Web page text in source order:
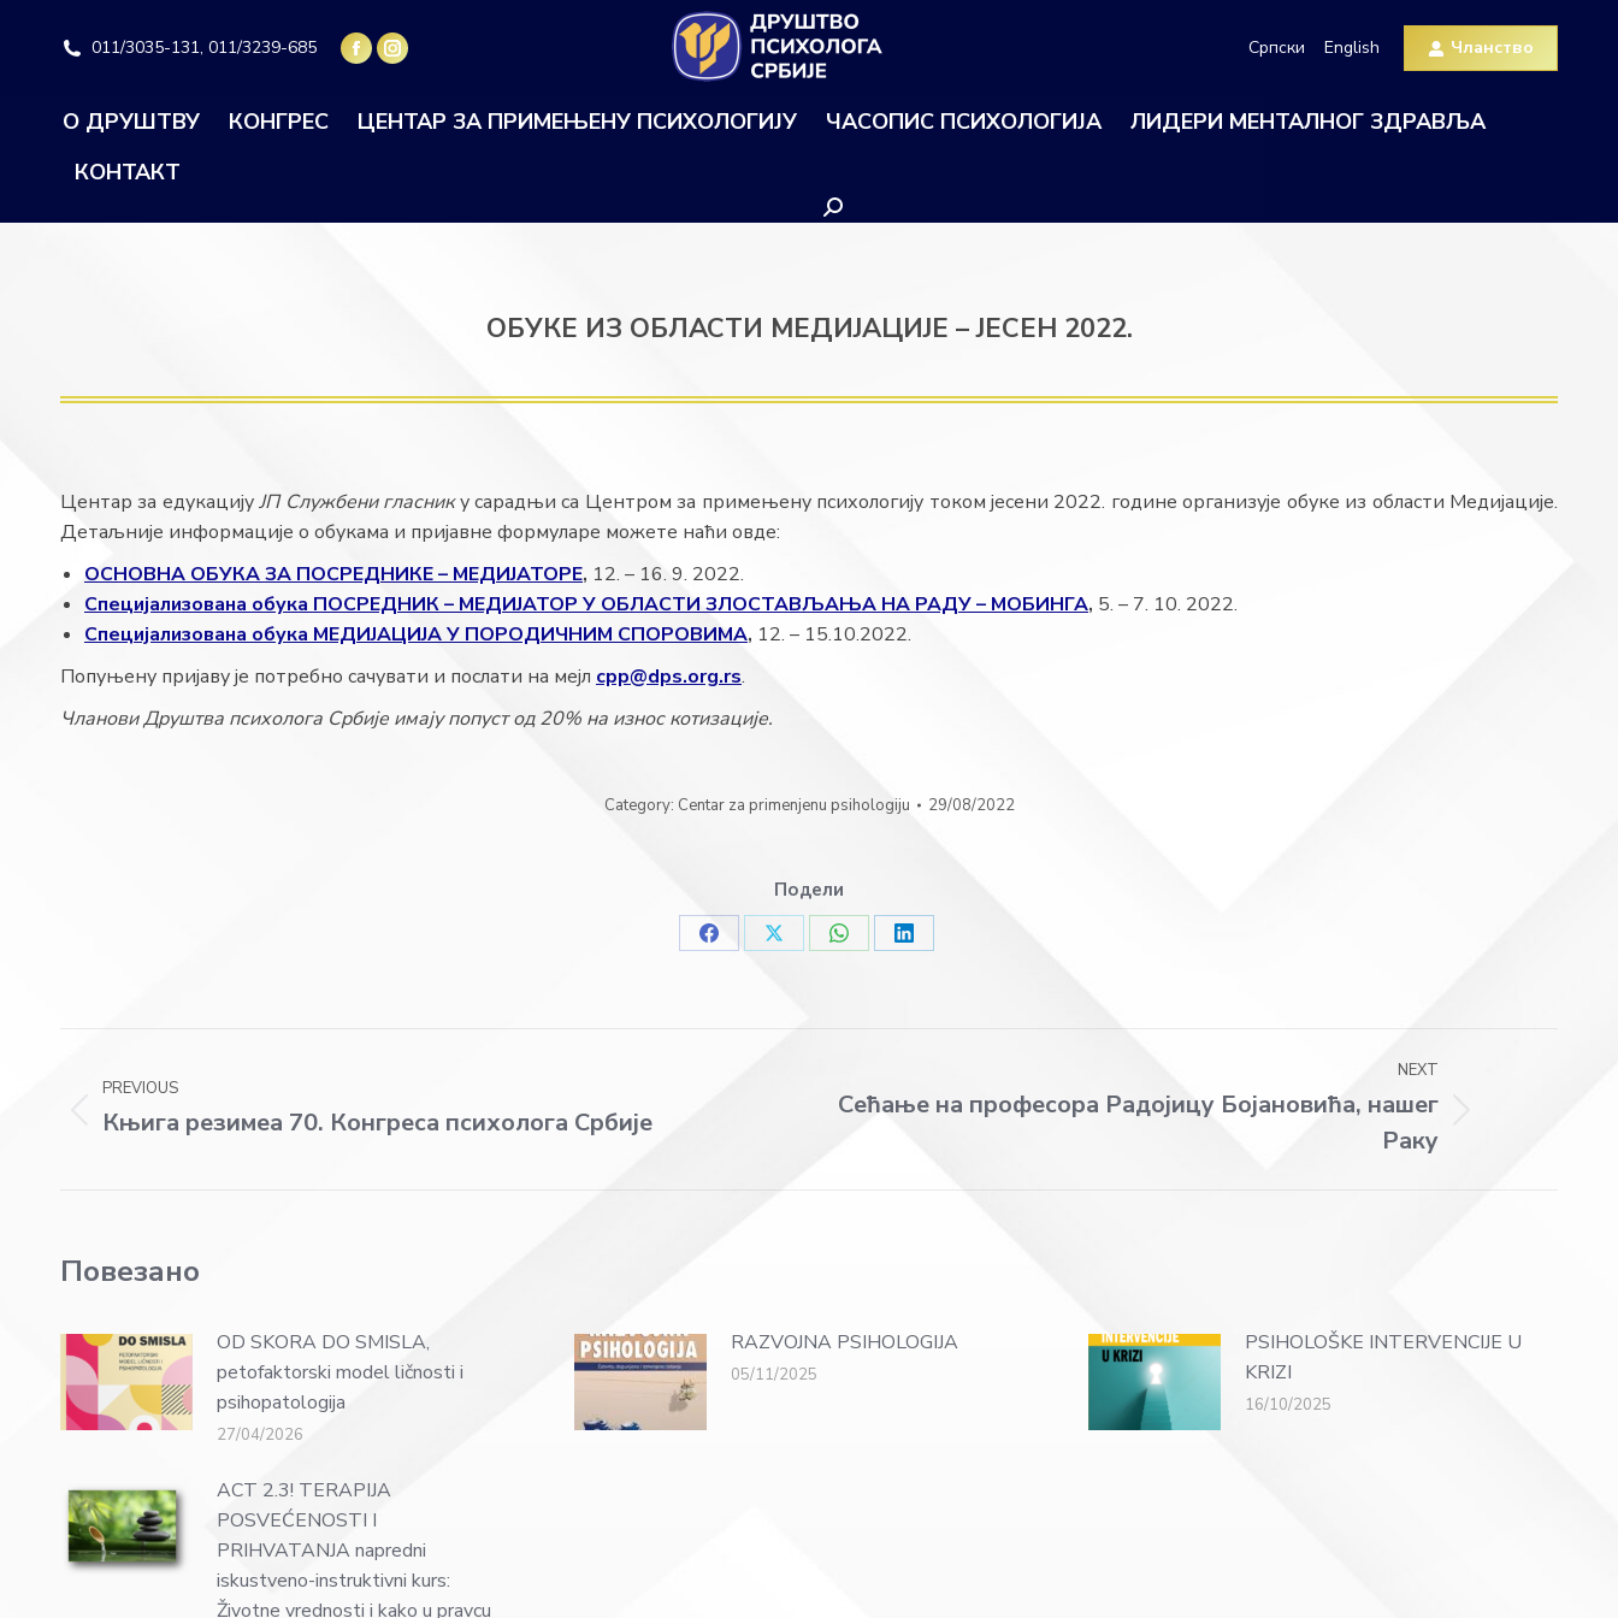
011/3035-131, 011/3239-685 Српски English Чланство
О ДРУШТВУ КОНГРЕС ЦЕНТАР ЗА ПРИМЕЊЕНУ ПСИХОЛОГИЈУ ЧАСОПИС ПСИХОЛОГИЈА
ЛИДЕРИ МЕНТАЛНОГ ЗДРАВЉА
КОНТАКТ
Search:
ОБУКЕ ИЗ ОБЛАСТИ МЕДИЈАЦИЈЕ – ЈЕСЕН 2022.
Центар за едукацијуЈП Службени гласнику сарадњи са Центром за примењену психологију током јесени 2022. године организује обуке из области Медијације.
Детаљније информације о обукама и пријавне формуларе можете наћи овде:
ОСНОВНА ОБУКА ЗА ПОСРЕДНИКЕ – МЕДИЈАТОРЕ, 12. – 16. 9. 2022.
Специјализована обука ПОСРЕДНИК – МЕДИЈАТОР У ОБЛАСТИ ЗЛОСТАВЉАЊА НА РАДУ – МОБИНГА, 5. – 7. 10. 2022.
Специјализована обука МЕДИЈАЦИЈА У ПОРОДИЧНИМ СПОРОВИМА, 12. – 15.10.2022.
Попуњену пријаву је потребно сачувати и послати на мејл cpp@dps.org.rs.
Чланови Друштва психолога Србије имају попуст од 20% на износ котизације.
Category: Centar za primenjenu psihologiju 29/08/2022
Подели
Share
Share
Share
Share
navigation
PREVIOUS
Previous
Књига резимеа 70. Конгреса психолога Србије
NEXT
Сећање на професора Радојицу Бојановића, нашег
Раку
Повезано
OD SKORA DO SMISLA,
petofaktorski model ličnosti i
psihopatologija
27/04/2026
RAZVOJNA PSIHOLOGIJA
05/11/2025
PSIHOLOŠKE INTERVENCIJE U
KRIZI
16/10/2025
ACT 2.3! TERAPIJA
POSVEĆENOSTI I
PRIHVATANJA napredni
iskustveno-instruktivni kurs:
Životne vrednosti i kako u pravcu